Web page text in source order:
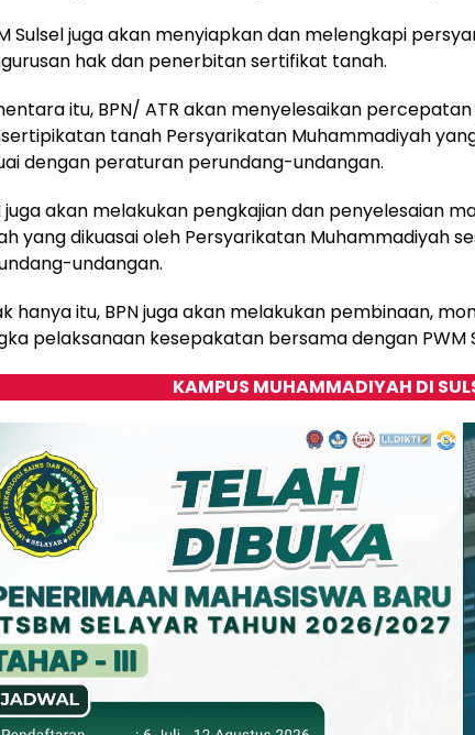
Sulsel juga akan menyiapkan dan melengkapi
hak dan penerbitan sertifikat tanah.
itu, BPN/ ATR akan menyelesaikan
tanah Persyarikatan Muhammadiyah
dengan peraturan perundang-undangan.
juga akan melakukan pengkajian dan penyelesaian
yang dikuasai oleh Persyarikatan Muhammadiyah
undangan.
hanya itu, BPN juga akan melakukan pembinaan,
pelaksanaan kesepakatan bersama dengan PWM
KAMPUS MUHAMMADIYAH DI